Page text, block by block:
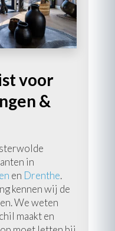
voor
&
in
en Drenthe.
kennen wij de
We weten
maakt en